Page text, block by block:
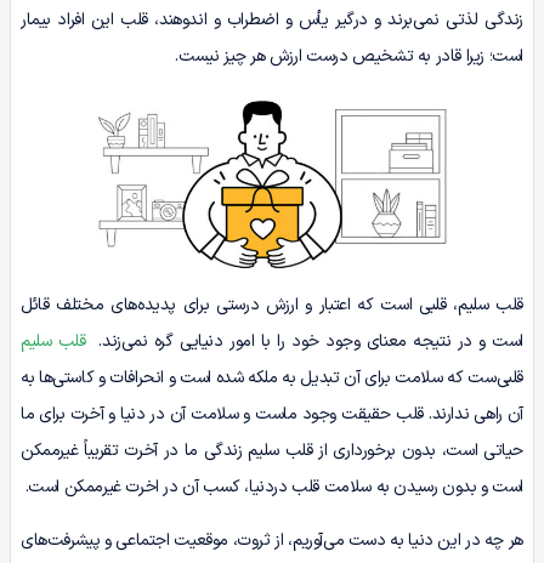
زندگی لذتی نمی‌برند و درگیر یأس و اضطراب و اندوهند، قلب این افراد بیمار
است؛ زیرا قادر به تشخیص درست ارزش هر چیز نیست.
قلب سلیم، قلبی است که اعتبار و ارزش درستی برای پدیده‌های مختلف قائل
است و در نتیجه معنای وجود خود را با امور دنیایی گره نمی‌زند.قلب سلیم
قلبی‌ست که سلامت برای آن تبدیل به ملکه شده است و انحرافات و کاستی‌ها به
آن راهی ندارند. قلب حقیقت وجود ماست و سلامت آن در دنیا و آخرت برای ما
حیاتی است، بدون برخورداری از قلب سلیم زندگی ما در آخرت تقریباً غیرممکن
است و بدون رسیدن به سلامت قلب دردنیا، کسب آن در اخرت غیرممکن است.
هر چه در این دنیا به دست می‌آوریم، از ثروت، موقعیت اجتماعی و پیشرفت‌های